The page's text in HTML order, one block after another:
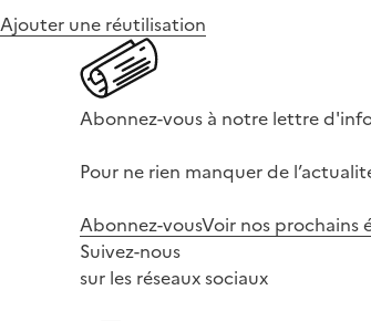
Ajouter une réutilisation
Abonnez-vous à notre lettre
Pour ne rien manquer de
Abonnez-vousVoir nos prochains
Suivez-nous
sur les réseaux sociaux